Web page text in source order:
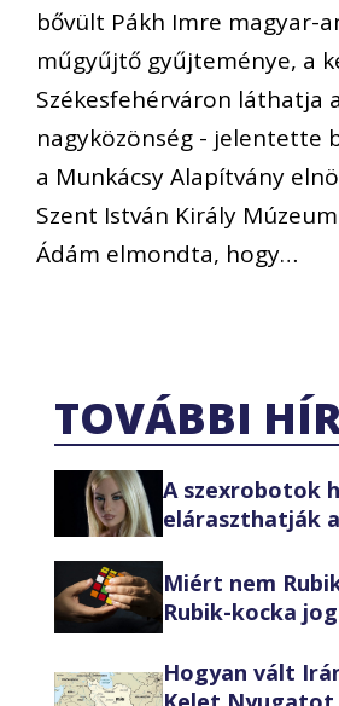
bővült Pákh Imre magyar-
műgyűjtő gyűjteménye, a
Székesfehérváron láthatja a
nagyközönség - jelentette
a Munkácsy Alapítvány
Szent István Király
Ádám elmondta, hogy…
TOVÁBBI
A szexrobotok
eláraszthatják
Miért nem
Rubik-kocka
Hogyan vált